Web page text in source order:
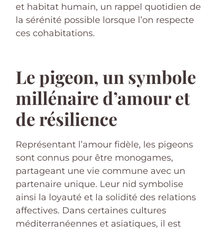
et habitat humain, un rappel quotidien de
la sérénité possible lorsque l’on respecte
ces cohabitations.
Le pigeon, un symbole
millénaire d’amour et
de résilience
Représentant l’amour fidèle, les pigeons
sont connus pour être monogames,
partageant une vie commune avec un
partenaire unique. Leur nid symbolise
ainsi la loyauté et la solidité des relations
affectives. Dans certaines cultures
méditerranéennes et asiatiques, il est